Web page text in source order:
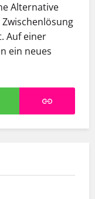
Alternative
Auf einer
ein neues